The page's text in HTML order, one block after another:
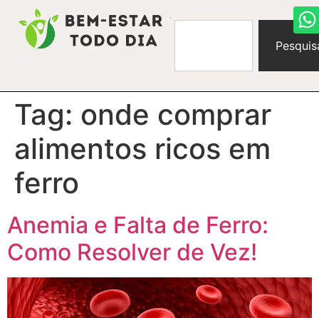
Tag: onde comprar
alimentos ricos em
ferro
Anemia e Falta de Ferro:
Como Resolver de Vez!